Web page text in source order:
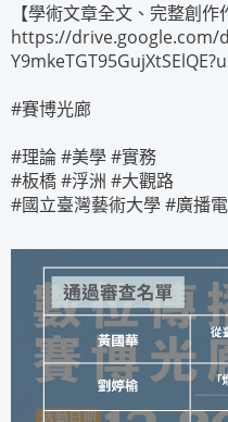
【學術文章全文、完整創作
https://drive.google.com/
#賽博光廊
#理論#美學#實務
#板橋#浮洲 #大觀路
#國立臺灣藝術大學#廣播